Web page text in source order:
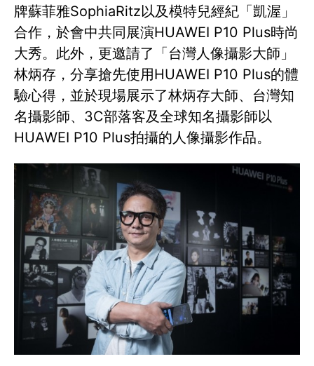
牌蘇菲雅SophiaRitz以及模特兒經紀「凱渥」
合作，於會中共同展演HUAWEI P10 Plus時尚
大秀。此外，更邀請了「台灣人像攝影大師」
林炳存，分享搶先使用HUAWEI P10 Plus的體
驗心得，並於現場展示了林炳存大師、台灣知
名攝影師、3C部落客及全球知名攝影師以
HUAWEI P10 Plus拍攝的人像攝影作品。